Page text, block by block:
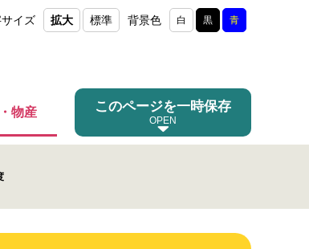
イズ 拡大 標準 背景色 白 黒 青
物産 このページを一時保存